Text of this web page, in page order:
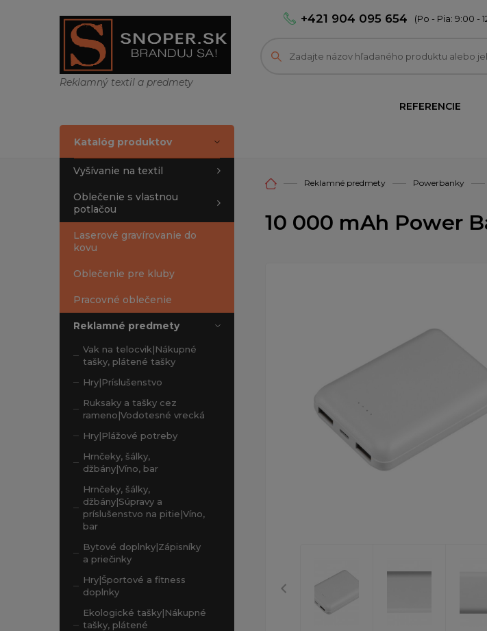
Reklamný textil a predmety
+421 904 095 654 (Po - Pia: 9:00 -
REFERENCIE
Katalóg produktov
Vyšívanie na textil
Oblečenie s vlastnou
potlačou
Laserové gravírovanie do
kovu
Oblečenie pre kluby
Pracovné oblečenie
Reklamné predmety
Vak na telocvik|Nákupné
tašky, plátené tašky
Hry|Príslušenstvo
Ruksaky a tašky cez
rameno|Vodotesné vrecká
Hry|Plážové potreby
Hrnčeky, šálky,
džbány|Víno, bar
Hrnčeky, šálky,
džbány|Súpravy a
príslušenstvo na pitie|Víno,
bar
Bytové doplnky|Zápisníky
a priečinky
Hry|Športové a fitness
doplnky
Ekologické tašky|Nákupné
tašky, plátené
Reklamné predmety Powerbanky
10 000 mAh Power